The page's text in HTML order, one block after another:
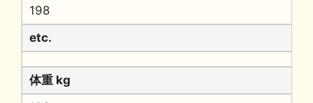
198
etc.
体重 kg